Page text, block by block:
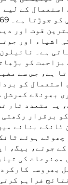
استعمال کے
قوت اور
اشیاء اور
ہے۔
مزاحمت کو
ہے، جس سے
استعمال کو
بھونڈے کمرشل
یہ متعدد تار
برقرار
ٹانکے بنانے
چھوٹے ہوئے
جوتے، بیگ،
مصنوعات کی
بھروسہ
نتائج فراہم